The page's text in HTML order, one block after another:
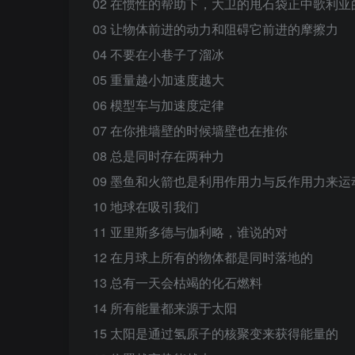
03 让物体前进的动力和阻碍它前进的摩擦力
04 不要在小巷子了溜冰
05 重量越小加速度越大
06 模型车与加速度定律
07 在你推墙壁的时候墙壁也在推你
08 总是同时存在两种力
09 墨鱼和火箭也是利用作用力与反作用力来运
10 地球在吸引我们
11 亚里斯多德与伽利略，谁说的对
12 在月球上所有的物体都是同时落地的
13 总有一天会枯竭的化石燃料
14 所有能量都来源于太阳
15 太阳是通过氢原子的核聚变来获得能量的